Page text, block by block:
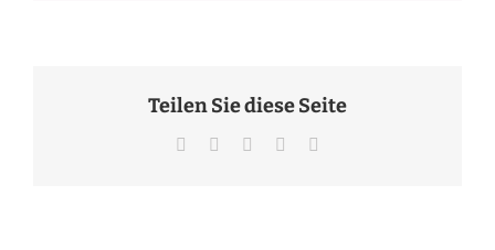
Teilen Sie diese Seite
Facebook LinkedInPinterest